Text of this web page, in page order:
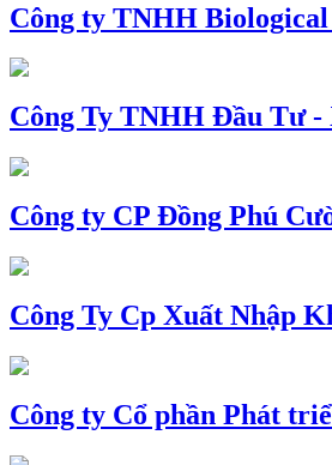
Công ty TNHH
Công Ty TNHH Đầu Tư -
Công ty CP Đồng Phú
Công Ty Cp Xuất Nhập
Công ty Cổ phần Phát